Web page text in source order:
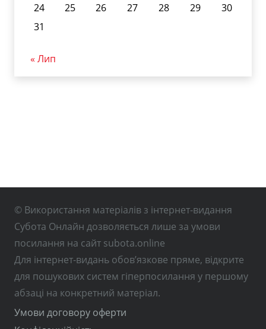
24
25 26 27 28 29
30
31
« Лип
© Використання матеріалів з інтернет-видання
Субота Онлайн дозволяється лише за умови
посилання на сайт subota.online
Для інтернет-видань обов’язкове пряме, відкрите
для пошукових систем гіперпосилання у першому
абзаці на конкретний матеріал.
Умови договору оферти